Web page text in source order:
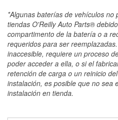
*Algunas baterías de vehículos no
tiendas O'Reilly Auto Parts®
compartimento de la batería o a
requeridos para ser
inaccesible, requiere un proceso
poder acceder a ella, o si el
retención de carga o un reinicio
instalación, es posible que no sea
instalación en tienda.